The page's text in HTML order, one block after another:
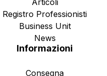
Registro Professionisti
Business Unit
News
Informazioni
Consegna